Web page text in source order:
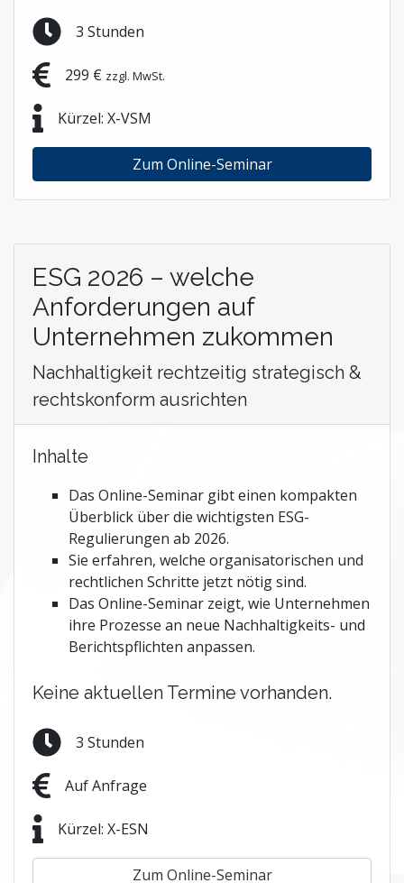
3 Stunden
299 € zzgl. MwSt.
Kürzel: X-VSM
Zum Online-Seminar
ESG 2026 – welche
Anforderungen auf
Unternehmen zukommen
Nachhaltigkeit rechtzeitig strategisch &
rechtskonform ausrichten
Inhalte
Das Online-Seminar gibt einen kompakten
Überblick über die wichtigsten ESG-
Regulierungen ab 2026.
Sie erfahren, welche organisatorischen und
rechtlichen Schritte jetzt nötig sind.
Das Online-Seminar zeigt, wie Unternehmen
ihre Prozesse an neue Nachhaltigkeits- und
Berichtspflichten anpassen.
Keine aktuellen Termine vorhanden.
3 Stunden
Auf Anfrage
Kürzel: X-ESN
Zum Online-Seminar